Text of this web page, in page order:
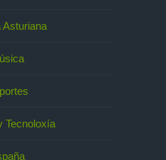
Asturiana
Tecnoloxía